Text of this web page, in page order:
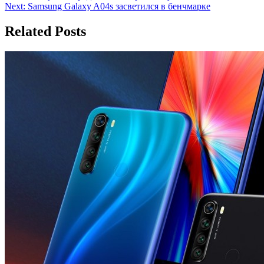
по
записям
Next: Samsung Galaxy A04s засветился в бенчмарке
Related Posts